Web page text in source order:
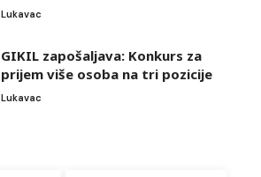
Lukavac
GIKIL zapošaljava: Konkurs za
prijem više osoba na tri pozicije
Lukavac